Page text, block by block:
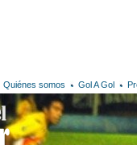
Quiénes somos Gol A Gol